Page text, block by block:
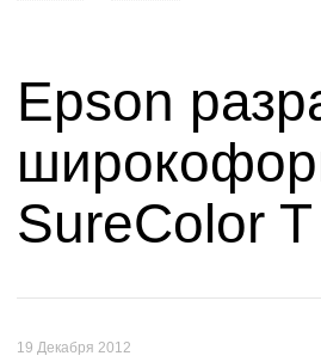
Epson
SureColor T
19 Декабря 2012